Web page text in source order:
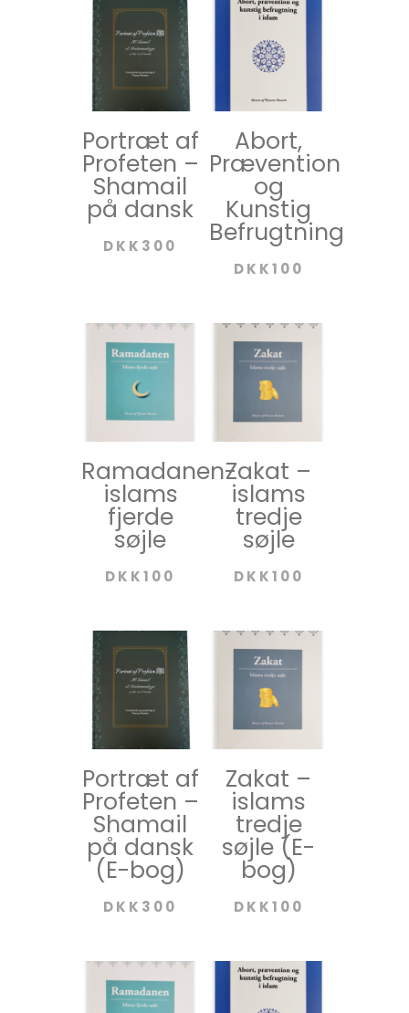
Portræt af
Profeten –
Shamail
på dansk
DKK 300
Abort,
Prævention
og
Kunstig
Befrugtning
DKK100
Ramadanen-
islams
fjerde
søjle
DKK100
Zakat –
islams
tredje
søjle
DKK100
Portræt af
Profeten –
Shamail
på dansk
(E-bog)
DKK 300
Zakat –
islams
tredje
søjle (E-
bog)
DKK100